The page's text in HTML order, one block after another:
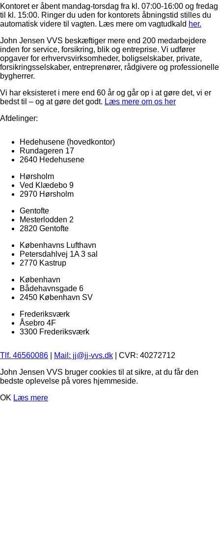
Kontoret er åbent mandag-torsdag fra kl. 07:00-16:00 og fredag
til kl. 15:00. Ringer du uden for kontorets åbningstid stilles du
automatisk videre til vagten. Læs mere om vagtudkald her.
John Jensen VVS beskæftiger mere end 200 medarbejdere
inden for service, forsikring, blik og entreprise. Vi udfører
opgaver for erhvervsvirksomheder, boligselskaber, private,
forsikringsselskaber, entreprenører, rådgivere og professionelle
bygherrer.
Vi har eksisteret i mere end 60 år og går op i at gøre det, vi er
bedst til – og at gøre det godt. Læs mere om os her
Afdelinger:
Hedehusene (hovedkontor)
Rundageren 17
2640 Hedehusene
Hørsholm
Ved Klædebo 9
2970 Hørsholm
Gentofte
Mesterlodden 2
2820 Gentofte
Københavns Lufthavn
Petersdahlvej 1A 3 sal
2770 Kastrup
København
Bådehavnsgade 6
2450 København SV
Frederiksværk
Åsebro 4F
3300 Frederiksværk
Tlf. 46560086 Mail: jj@jj-vvs.dk | CVR: 40272712
John Jensen VVS bruger cookies til at sikre, at du får den
bedste oplevelse på vores hjemmeside.
OK Læs mere